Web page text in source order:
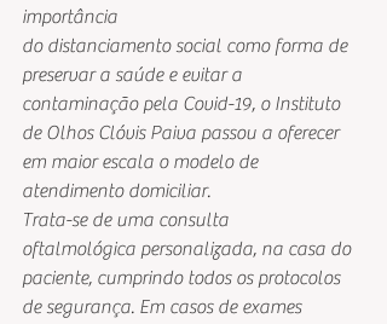
importância
do distanciamento social como forma de
preservar a saúde e evitar a
contaminação pela Covid-19, o Instituto
de Olhos Clóvis Paiva passou a oferecer
em maior escala o modelo de
atendimento domiciliar.
Trata-se de uma consulta
oftalmológica personalizada, na casa do
paciente, cumprindo todos os protocolos
de segurança. Em casos de exames